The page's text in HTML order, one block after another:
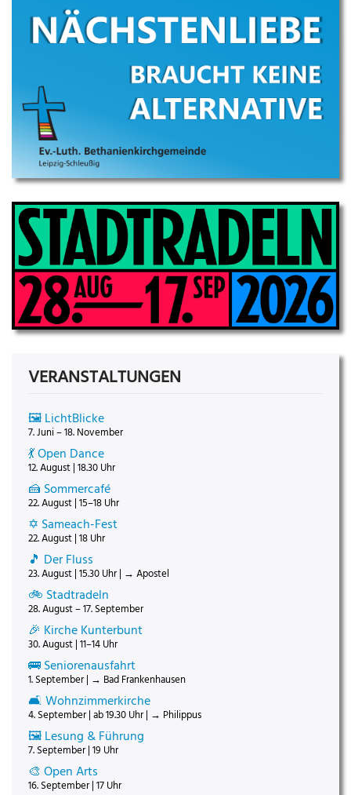
VERANSTALTUNGEN
🖼️ LichtBlicke
7. Juni – 18. November
💃 Open Dance
12. August | 18.30 Uhr
🍰 Sommercafé
22. August | 15–18 Uhr
✡️ Sameach-Fest
22. August | 18 Uhr
🎵 Der Fluss
23. August | 15.30 Uhr | → Apostel
🚲 Stadtradeln
28. August – 17. September
🎉 Kirche Kunterbunt
30. August | 11–14 Uhr
🚌 Seniorenausfahrt
1. September | → Bad Frankenhausen
🛋️ Wohnzimmerkirche
4. September | ab 19.30 Uhr | → Philippus
🖼️ Lesung & Führung
7. September | 19 Uhr
🎨 Open Arts
16. September | 17 Uhr